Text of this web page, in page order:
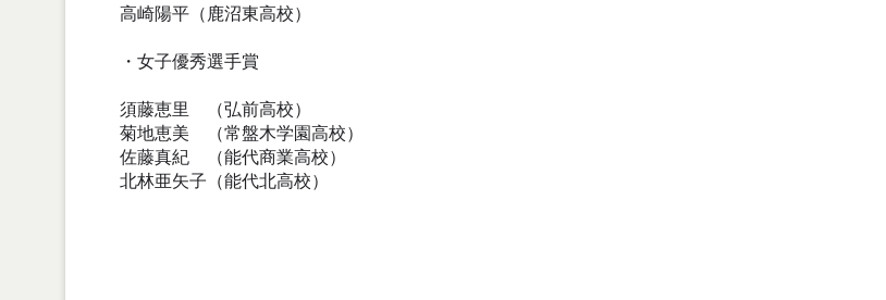
高崎陽平（鹿沼東高校）
・女子優秀選手賞
須藤恵里 （弘前高校）
菊地恵美 （常盤木学園高校）
佐藤真紀 （能代商業高校）
北林亜矢子（能代北高校）